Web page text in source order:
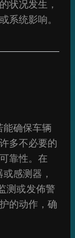
状况发生，
系统影响。
确保车辆
多不必要的
靠性。在
感测器，
测或发佈警
的动作，确